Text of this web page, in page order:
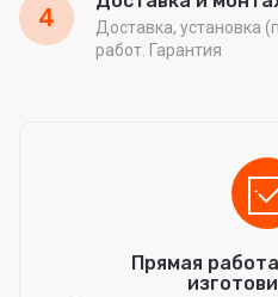
4
Доставка, установка
работ. Гарантия
Прямая